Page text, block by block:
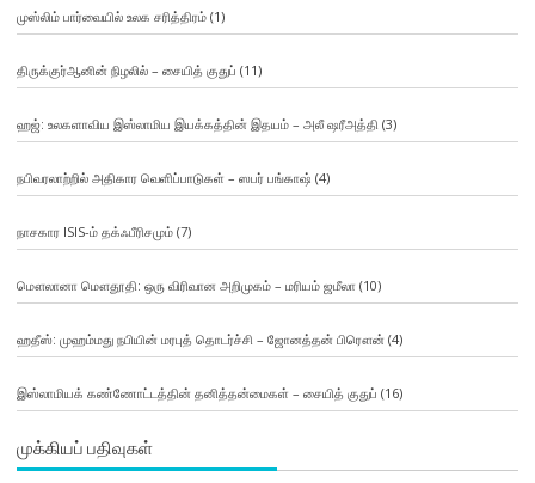
முஸ்லிம் பார்வையில் உலக சரித்திரம்(1)
திருக்குர்ஆனின் நிழலில் – சையித் குதுப் (11)
ஹஜ்: உலகளாவிய இஸ்லாமிய இயக்கத்தின் இதயம் – அலீ ஷரீஅத்தி (3)
நபிவரலாற்றில் அதிகார வெளிப்பாடுகள் – ஸபர் பங்காஷ் (4)
நாசகார ISIS-ம் தக்ஃபீரிசமும்(7)
மௌலானா மௌதூதி: ஒரு விரிவான அறிமுகம் – மரியம் ஜமீலா (10)
ஹதீஸ்: முஹம்மது நபியின் மரபுத் தொடர்ச்சி – ஜோனத்தன் பிரௌன் (4)
இஸ்லாமியக் கண்ணோட்டத்தின் தனித்தன்மைகள் – சையித் குதுப் (16)
முக்கியப் பதிவுகள்